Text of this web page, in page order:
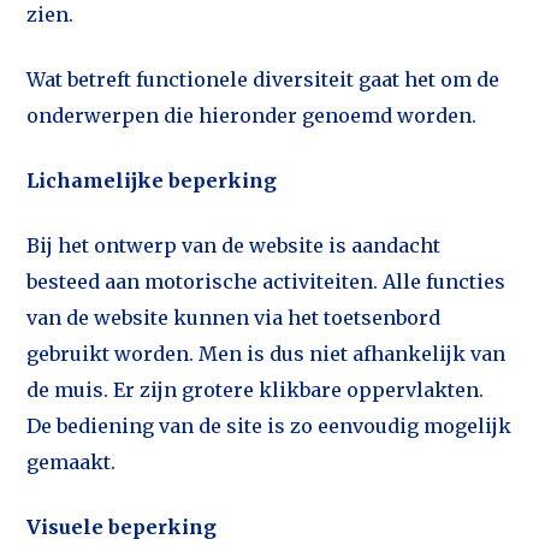
zien.
Wat betreft functionele diversiteit gaat het om de
onderwerpen die hieronder genoemd worden.
Lichamelijke beperking
Bij het ontwerp van de website is aandacht
besteed aan motorische activiteiten. Alle functies
van de website kunnen via het toetsenbord
gebruikt worden. Men is dus niet afhankelijk van
de muis. Er zijn grotere klikbare oppervlakten.
De bediening van de site is zo eenvoudig mogelijk
gemaakt.
Visuele beperking